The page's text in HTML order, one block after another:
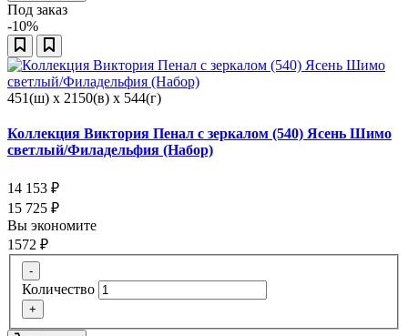
Под заказ
-10%
451(ш) x 2150(в) x 544(г)
Коллекция Виктория Пенал с зеркалом (540) Ясень Шимо
светлый/Филадельфия (Набор)
14 153 ₽
15 725 ₽
Вы экономите
1572 ₽
-
Количество
+